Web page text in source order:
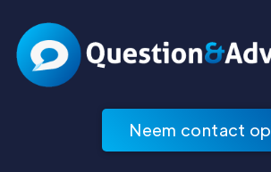
Neem contact op